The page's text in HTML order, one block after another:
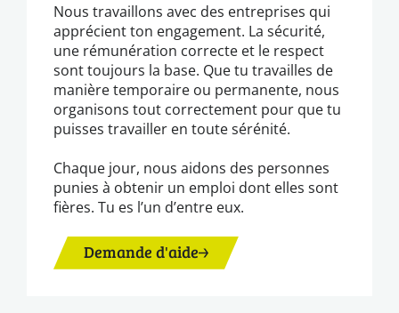
Nous travaillons avec des entreprises qui
apprécient ton engagement. La sécurité,
une rémunération correcte et le respect
sont toujours la base. Que tu travailles de
manière temporaire ou permanente, nous
organisons tout correctement pour que tu
puisses travailler en toute sérénité.
Chaque jour, nous aidons des personnes
punies à obtenir un emploi dont elles sont
fières. Tu es l’un d’entre eux.
Demande d'aide